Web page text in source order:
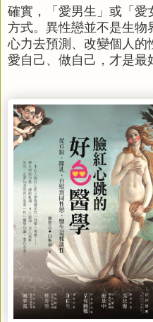
確實，「愛男生」或「愛
方式。異性戀並不是生物
心力去預測、改變個人的
愛自己、做自己，才是最